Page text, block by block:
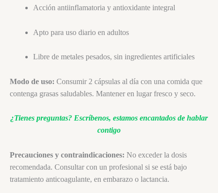
Acción antiinflamatoria y antioxidante integral
Apto para uso diario en adultos
Libre de metales pesados, sin ingredientes artificiales
Modo de uso: Consumir 2 cápsulas al día con una comida que
contenga grasas saludables. Mantener en lugar fresco y seco.
¿Tienes preguntas? Escríbenos, estamos encantados de hablar
contigo
Precauciones y contraindicaciones: No exceder la dosis
recomendada. Consultar con un profesional si se está bajo
tratamiento anticoagulante, en embarazo o lactancia.